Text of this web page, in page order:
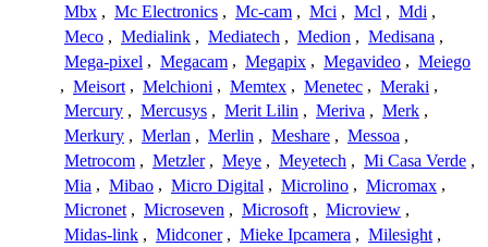
Mbx , Mc Electronics , Mc-cam , Mci , Mcl , Mdi ,
Meco , Medialink , Mediatech , Medion , Medisana ,
Mega-pixel , Megacam , Megapix , Megavideo , Meiego
, Meisort , Melchioni , Memtex , Menetec , Meraki ,
Mercury , Mercusys , Merit Lilin , Meriva , Merk ,
Merkury , Merlan , Merlin , Meshare , Messoa ,
Metrocom , Metzler , Meye , Meyetech , Mi Casa Verde ,
Mia , Mibao , Micro Digital , Microlino , Micromax ,
Micronet , Microseven , Microsoft , Microview ,
Midas-link , Midconer , Mieke Ipcamera , Milesight ,